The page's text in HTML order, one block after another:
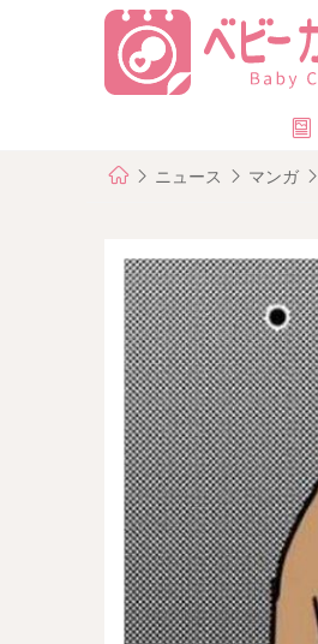
ニュース マンガ